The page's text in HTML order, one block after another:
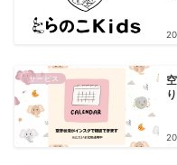
サービス